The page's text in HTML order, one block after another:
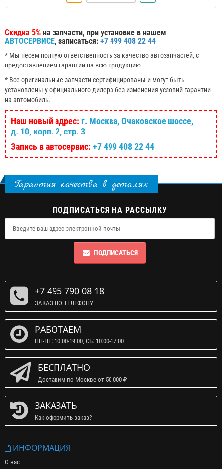
Скидка 5% на запчасти, при установке в нашем
АВТОСЕРВИСЕ, записаться: +7 499 408 22 44
* Мы несем полную ответственность за качество автозапчастей, с
предоставлением гарантии на всю продукцию.
* Все оригинальные запчасти сертифицированы и могут быть
установлены у официального дилера без изменения условий гарантии
на автомобиль.
Наш новый адрес: г. Москва, Очаковское шоссе,
д. 10, корп. 2, стр. 3
Запись в автосервис: +7 499 408 22 44
Гарантия качества в деталях
ПОДПИСАТЬСЯ НА РАССЫЛКУ
ПОДПИСАТЬСЯ
+7 495 790 08 18
ЗАКАЗ ПО ТЕЛЕФОНУ
РАБОТАЕМ
ПН-ПТ: 10:00-19:00, СБ: 10:00-17:00
БЕСПЛАТНО
Доставим по Москве от 50 000 ₽
ЗАКАЗАТЬ
Как оформить заказ?
ИНФОРМАЦИЯ
О нас